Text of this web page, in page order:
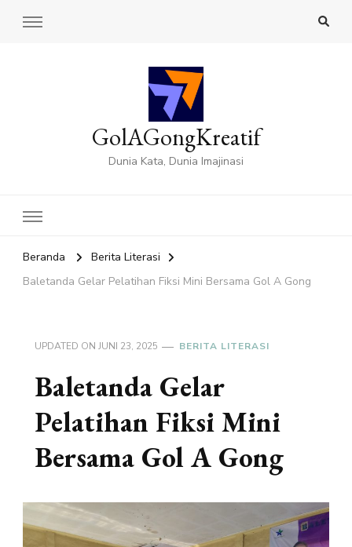
GolAGongKreatif
Dunia Kata, Dunia Imajinasi
Beranda
Berita Literasi
Baletanda Gelar Pelatihan Fiksi Mini Bersama Gol A Gong
UPDATED ON JUNI 23, 2025 BERITA LITERASI
Baletanda Gelar
Pelatihan Fiksi Mini
Bersama Gol A Gong